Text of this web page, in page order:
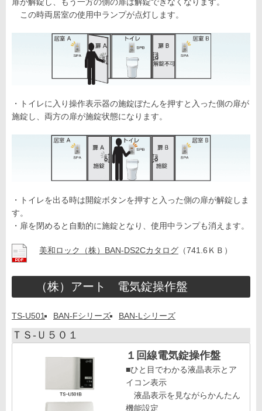
扉が解錠し、もう一方の側の扉は解錠できなくなります。
この時両居室の使用中ランプが点灯します。
・トイレに入り操作表示器の施錠ぼたんを押すと入った側の扉が
施錠し、両方の扉が施錠状態になります。
・トイレを出る時は開錠ボタンを押すと入った側の扉が解錠しま
す。
・扉を閉めると自動的に施錠となり、使用中ランプも消えます。
美和ロック（株）BAN-DS2Cカタログ （741.6ＫＢ）
（株）アート 電気錠操作盤
TS-U501 BAN-Fシリーズ BAN-Lシリーズ
ＴＳ-Ｕ５０１
１回線電気錠操作盤
■ひと目でわかる液晶表示とア
イコン表示
液晶表示を見ながらかんたん
機能設定